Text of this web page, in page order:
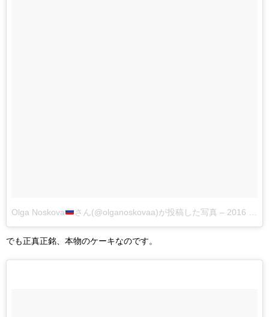
Olga Noskova さん(@olganoskovaa)が投稿した写真 – 2016 4月 27 9:57午前 PDT
でも正真正銘、本物のケーキなのです。